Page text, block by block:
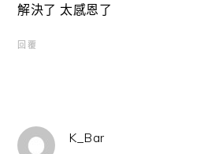
解決了 太感恩了
回覆
K_Bar